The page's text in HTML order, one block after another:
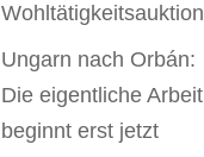
Wohltätigkeitsauktion
Ungarn nach Orbán:
Die eigentliche Arbeit
beginnt erst jetzt